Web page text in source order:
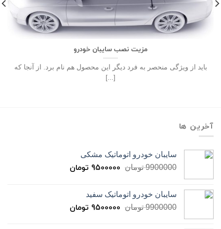
مزیت نصب سایبان خودرو
باید از ویژگی منحصر به فرد دیگر این محصول هم نام برد. از آنجا که
[...]
آخرین ها
سایبان خودرو اتوماتیک مشکی
9900000 تومان 9500000 تومان
سایبان خودرو اتوماتیک سفید
9900000 تومان 9500000 تومان